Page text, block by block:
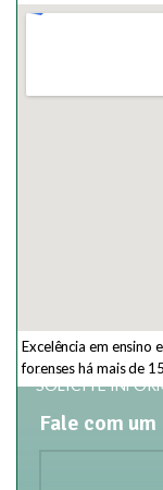
Excelência em ensino
forenses há mais de
SOLICITE
Fale com